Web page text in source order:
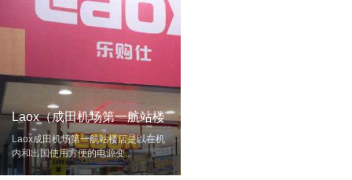
Laox（成田机场第一航站楼
店）
Laox成田机场第一航站楼店是以在机
内和出国使用方便的电源变...